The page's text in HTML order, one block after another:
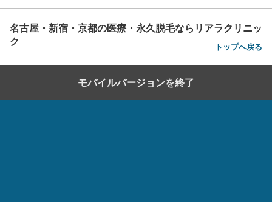
名古屋・新宿・京都の医療・永久脱毛ならリアラクリニッ
ク
トップへ戻る
モバイルバージョンを終了